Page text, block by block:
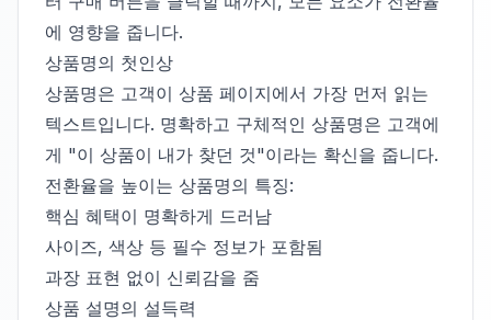
에 영향을 줍니다.
상품명의 첫인상
상품명은 고객이 상품 페이지에서 가장 먼저 읽는
텍스트입니다. 명확하고 구체적인 상품명은 고객에
게 "이 상품이 내가 찾던 것"이라는 확신을 줍니다.
전환율을 높이는 상품명의 특징:
핵심 혜택이 명확하게 드러남
사이즈, 색상 등 필수 정보가 포함됨
과장 표현 없이 신뢰감을 줌
상품 설명의 설득력